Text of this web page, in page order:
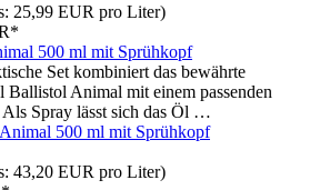
25,99 EUR pro Liter)
500 ml mit Sprühkopf
Set kombiniert das bewährte
Ballistol Animal mit einem passenden
Spray lässt sich das Öl …
43,20 EUR pro Liter)